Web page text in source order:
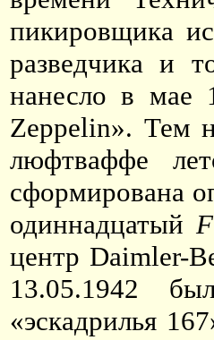
пикировщика
разведчика и
нанесло в мае
Zeppelin». Тем
люфтваффе
сформирована
одиннадцатый
центр Daimler-
13.05.1942
«эскадрилья